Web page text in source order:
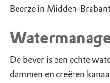
Beerze in Midden-
De bever is een echte
dammen en creëren